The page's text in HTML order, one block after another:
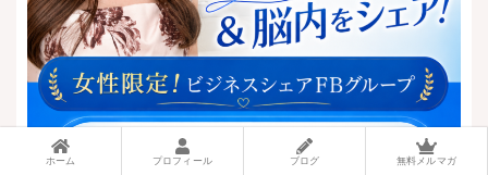
ホーム プロフィール ブログ 無料メルマガ